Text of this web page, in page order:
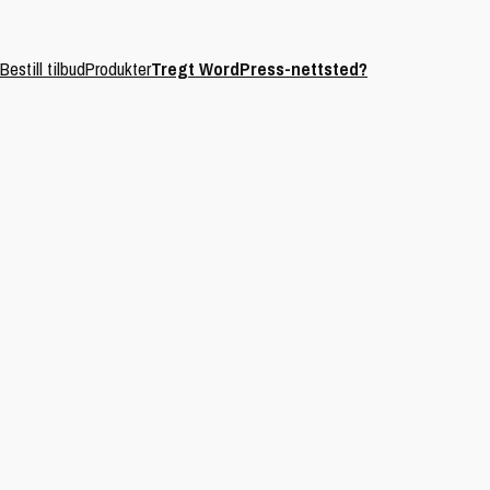
Bestill tilbudProdukterTregt WordPress-nettsted?